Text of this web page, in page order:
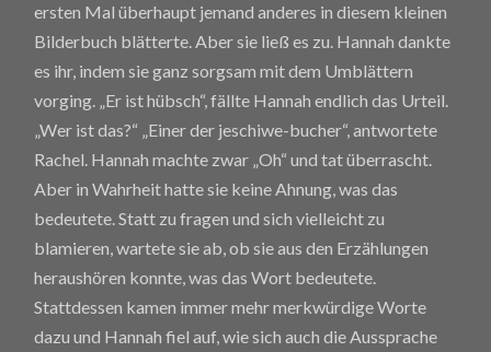
ersten Mal überhaupt jemand anderes in diesem kleinen
Bilderbuch blätterte. Aber sie ließ es zu. Hannah dankte
es ihr, indem sie ganz sorgsam mit dem Umblättern
vorging. „Er ist hübsch“, fällte Hannah endlich das Urteil.
„Wer ist das?“ „Einer der jeschiwe-bucher“, antwortete
Rachel. Hannah machte zwar „Oh“ und tat überrascht.
Aber in Wahrheit hatte sie keine Ahnung, was das
bedeutete. Statt zu fragen und sich vielleicht zu
blamieren, wartete sie ab, ob sie aus den Erzählungen
heraushören konnte, was das Wort bedeutete.
Stattdessen kamen immer mehr merkwürdige Worte
dazu und Hannah fiel auf, wie sich auch die Aussprache